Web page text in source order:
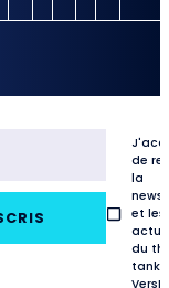
de
la
et les
du
tank